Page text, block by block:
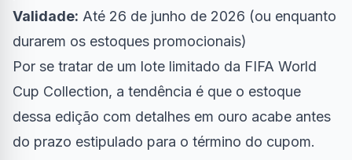
Validade: Até 26 de junho de 2026 (ou enquanto
durarem os estoques promocionais)
Por se tratar de um lote limitado da FIFA World
Cup Collection, a tendência é que o estoque
dessa edição com detalhes em ouro acabe antes
do prazo estipulado para o término do cupom.